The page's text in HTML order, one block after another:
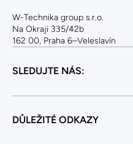
W-Technika group s.r.o.
Na Okraji 335/42b
162 00, Praha 6–Veleslavín
SLEDUJTE NÁS:
DŮLEŽITÉ ODKAZY